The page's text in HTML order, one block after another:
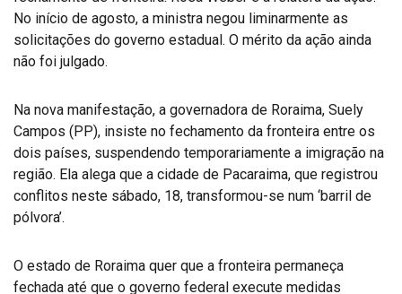
No início de agosto, a ministra negou liminarmente as
solicitações do governo estadual. O mérito da ação ainda
não foi julgado.
Na nova manifestação, a governadora de Roraima, Suely
Campos (PP), insiste no fechamento da fronteira entre os
dois países, suspendendo temporariamente a imigração na
região. Ela alega que a cidade de Pacaraima, que registrou
conflitos neste sábado, 18, transformou-se num ‘barril de
pólvora’.
O estado de Roraima quer que a fronteira permaneça
fechada até que o governo federal execute medidas